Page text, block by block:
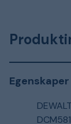
Egenskaper